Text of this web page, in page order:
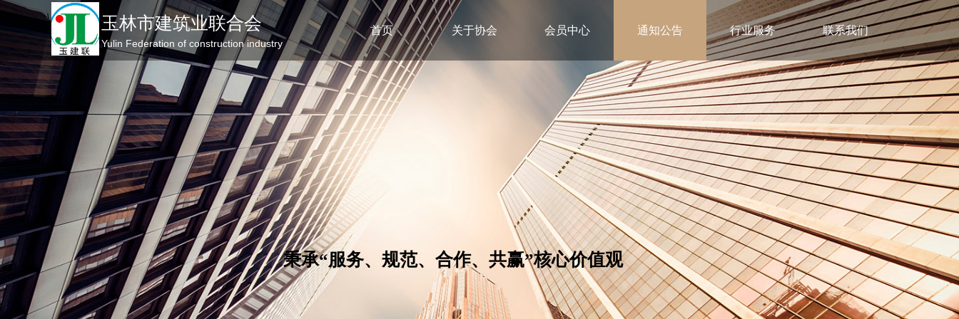
玉林市建筑业联合会
秉承“服务、规范、合作、共赢”核心价值观
玉林市建筑业联合会
Yulin Federation of construction industry
首页 关于协会 会员中心 通知公告 行业服务 联系我们